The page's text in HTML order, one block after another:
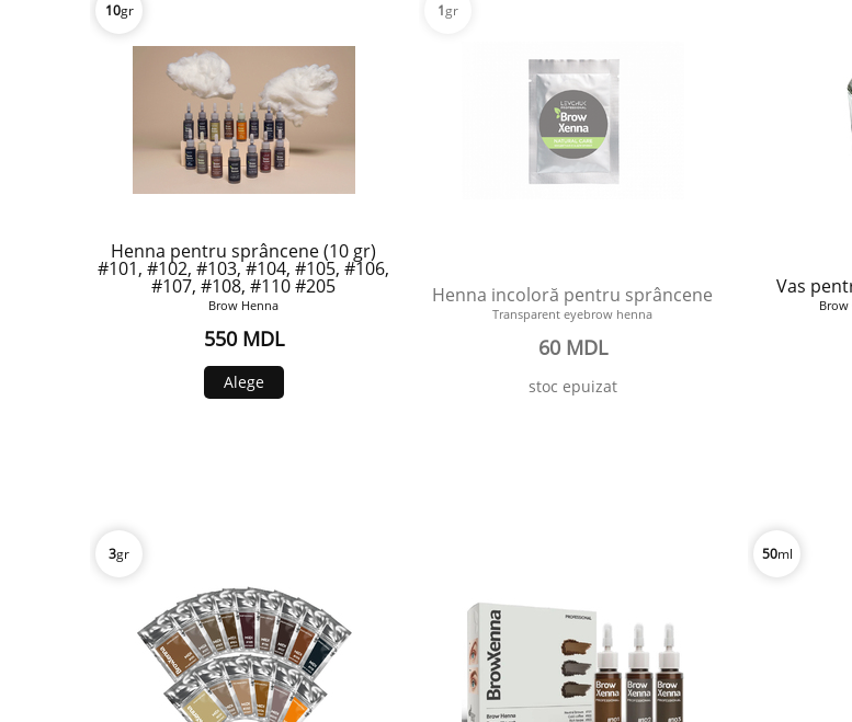
10gr
Henna pentru sprâncene (10 gr)
#101, #102, #103, #104, #105, #106,
#107, #108, #110 #205
Brow Henna
550 MDL
Alege
1gr
Henna incoloră pentru sprâncene
Transparent eyebrow henna
60 MDL
stoc epuizat
Vas
Brow
3gr 50ml